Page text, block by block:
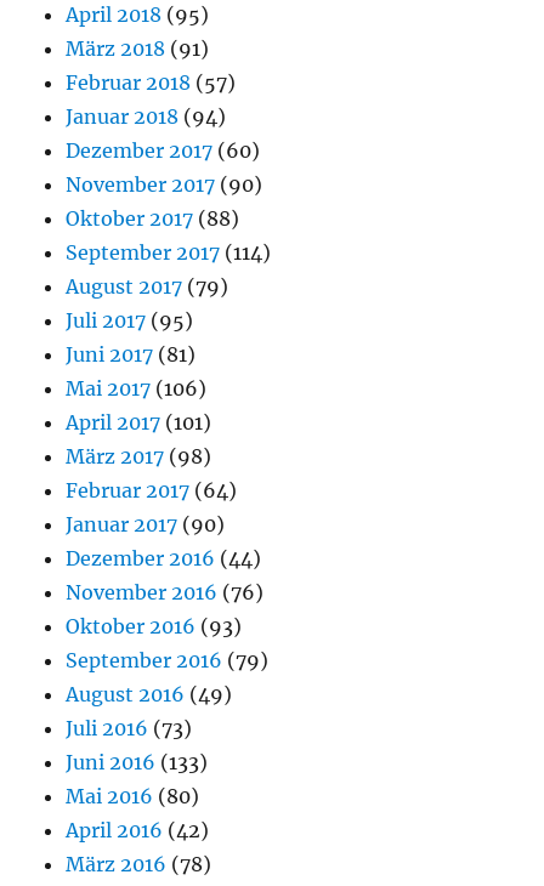
April 2018 (95)
März 2018 (91)
Februar 2018 (57)
Januar 2018 (94)
Dezember 2017 (60)
November 2017 (90)
Oktober 2017 (88)
September 2017 (114)
August 2017 (79)
Juli 2017 (95)
Juni 2017 (81)
Mai 2017 (106)
April 2017 (101)
März 2017 (98)
Februar 2017 (64)
Januar 2017 (90)
Dezember 2016 (44)
November 2016 (76)
Oktober 2016 (93)
September 2016 (79)
August 2016 (49)
Juli 2016 (73)
Juni 2016 (133)
Mai 2016 (80)
April 2016 (42)
März 2016 (78)